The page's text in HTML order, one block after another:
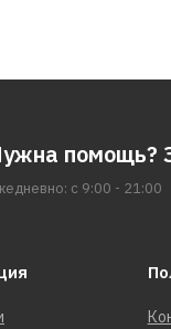
помощь?
с 9:00 - 21:00